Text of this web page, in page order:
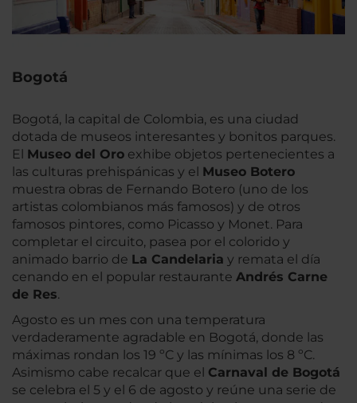
Bogotá
Bogotá, la capital de Colombia, es una ciudad
dotada de museos interesantes y bonitos parques.
El Museo del Oro exhibe objetos pertenecientes a
las culturas prehispánicas y el Museo Botero
muestra obras de Fernando Botero (uno de los
artistas colombianos más famosos) y de otros
famosos pintores, como Picasso y Monet. Para
completar el circuito, pasea por el colorido y
animado barrio de La Candelaria y remata el día
cenando en el popular restaurante Andrés Carne
de Res.
Agosto es un mes con una temperatura
verdaderamente agradable en Bogotá, donde las
máximas rondan los 19 ºC y las mínimas los 8 ºC.
Asimismo cabe recalcar que el Carnaval de Bogotá
se celebra el 5 y el 6 de agosto y reúne una serie de